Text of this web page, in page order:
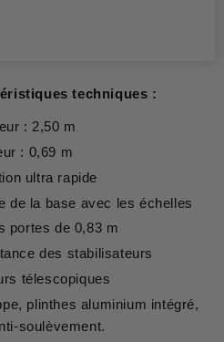
techniques :
: 2,50 m
: 0,69 m
ultra rapide
de la base avec les échelles
portes de 0,83 m
des stabilisateurs
télescopiques
plinthes aluminium intégré,
soulèvement.